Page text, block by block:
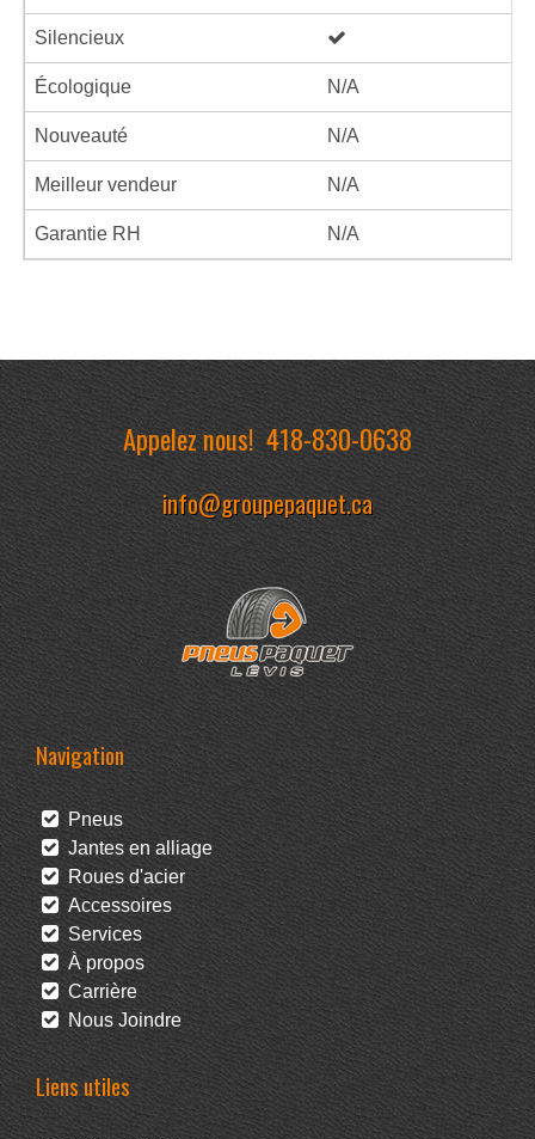
Silencieux
Écologique N/A
Nouveauté N/A
Meilleur vendeur N/A
Garantie RH N/A
Appelez nous!418-830-0638
info@groupepaquet.ca
Navigation
Pneus
Jantes en alliage
Roues d'acier
Accessoires
Services
À propos
Carrière
Nous Joindre
Liens utiles